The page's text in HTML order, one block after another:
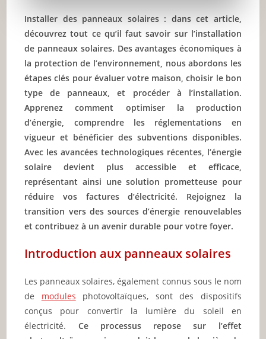
Installer des panneaux solaires : dans cet article,
découvrez tout ce qu’il faut savoir sur l’installation
de panneaux solaires. Des avantages économiques à
la protection de l’environnement, nous abordons les
étapes clés pour évaluer votre maison, choisir le bon
type de panneaux, et procéder à l’installation.
Apprenez comment optimiser la production
d’énergie, comprendre les réglementations en
vigueur et bénéficier des subventions disponibles.
Avec les avancées technologiques récentes, l’énergie
solaire devient plus accessible et efficace,
représentant ainsi une solution prometteuse pour
réduire vos factures d’électricité. Rejoignez la
transition vers des sources d’énergie renouvelables
et contribuez à un avenir durable pour votre foyer.
Introduction aux panneaux solaires
Les panneaux solaires, également connus sous le nom
de modules photovoltaïques, sont des dispositifs
conçus pour convertir la lumière du soleil en
électricité. Ce processus repose sur l’effet